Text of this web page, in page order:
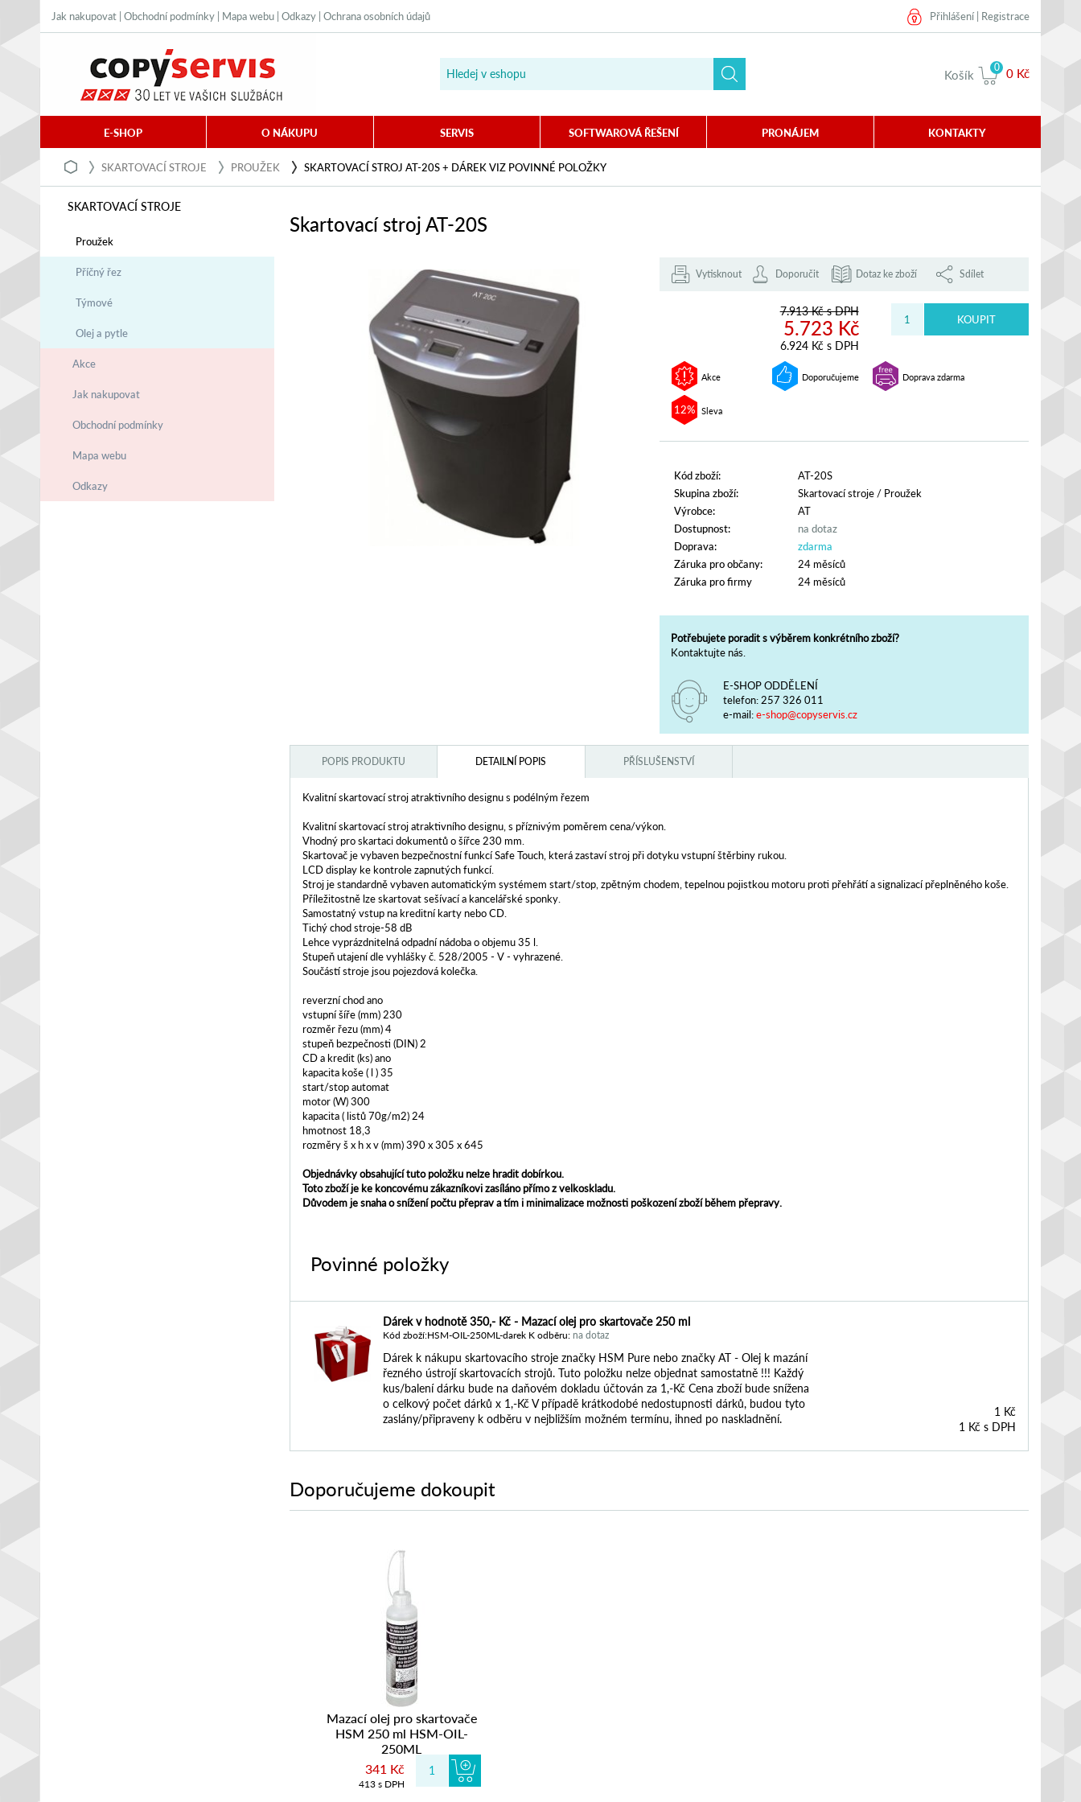
Jak nakupovat Obchodní podmínky Mapa webu Odkazy Ochrana osobních údajů Přihlášení Registrace
Košík
0 0 Kč
E-SHOP O NÁKUPU SERVIS SOFTWAROVÁ ŘEŠENÍ PRONÁJEM KONTAKTY
SKARTOVACÍ STROJE PROUŽEK SKARTOVACÍ STROJ AT-20S + DÁREK VIZ POVINNÉ POLOŽKY
SKARTOVACÍ STROJE
Proužek
Příčný řez
Týmové
Olej a pytle
Akce
Jak nakupovat
Obchodní podmínky
Mapa webu
Odkazy
Skartovací stroj AT-20S
Vytisknout Doporučit Dotaz ke zboží Sdílet
7.913 Kč s DPH
5.723 Kč
6.924 Kč s DPH
Akce Doporučujeme Doprava zdarma
12% Sleva
Kód zboží:
AT-20S
Skupina zboží:
Skartovací stroje/ Proužek
Výrobce:
AT
Dostupnost:
na dotaz
Doprava:
zdarma
Záruka pro občany:
24 měsíců
Záruka pro firmy
24 měsíců
Potřebujete poradit s výběrem konkrétního zboží?
Kontaktujte nás.
E-SHOP ODDĚLENÍ
telefon: 257 326 011
e-mail:e-shop@copyservis.cz
POPIS PRODUKTU DETAILNÍ POPIS PŘÍSLUŠENSTVÍ
Kvalitní skartovací stroj atraktivního designu s podélným řezem
Kvalitní skartovací stroj atraktivního designu, s příznivým poměrem cena/výkon.
Vhodný pro skartaci dokumentů o šířce 230 mm.
Skartovač je vybaven bezpečnostní funkcí Safe Touch, která zastaví stroj při dotyku vstupní štěrbiny rukou.
LCD display ke kontrole zapnutých funkcí.
Stroj je standardně vybaven automatickým systémem start/stop, zpětným chodem, tepelnou pojistkou motoru proti přehřátí a signalizací přeplněného koše.
Příležitostně lze skartovat sešívací a kancelářské sponky.
Samostatný vstup na kreditní karty nebo CD.
Tichý chod stroje-58 dB
Lehce vyprázdnitelná odpadní nádoba o objemu 35 l.
Stupeň utajení dle vyhlášky č. 528/2005 - V - vyhrazené.
Součástí stroje jsou pojezdová kolečka.
reverzní chod ano
vstupní šíře (mm) 230
rozměr řezu (mm) 4
stupeň bezpečnosti (DIN) 2
CD a kredit (ks) ano
kapacita koše ( l ) 35
start/stop automat
motor (W) 300
kapacita ( listů 70g/m2) 24
hmotnost 18,3
rozměry š x h x v (mm) 390 x 305 x 645
Objednávky obsahující tuto položku nelze hradit dobírkou.
Toto zboží je ke koncovému zákazníkovi zasíláno přímo z velkoskladu.
Důvodem je snaha o snížení počtu přeprav a tím i minimalizace možnosti poškození zboží během přepravy.
Povinné položky
Dárek v hodnotě 350,- Kč - Mazací olej pro skartovače 250 ml
Kód zboží:HSM-OIL-250ML-darek K odběru:na dotaz
Dárek k nákupu skartovacího stroje značky HSM Pure nebo značky AT - Olej k mazání
řezného ústrojí skartovacích strojů. Tuto položku nelze objednat samostatně !!! Každý
kus/balení dárku bude na daňovém dokladu účtován za 1,-Kč Cena zboží bude snížena
o celkový počet dárků x 1,-Kč V případě krátkodobé nedostupnosti dárků, budou tyto
zaslány/připraveny k odběru v nejbližším možném termínu, ihned po naskladnění.
1 Kč
1 Kč s DPH
Doporučujeme dokoupit
Mazací olej pro skartovače
HSM 250 ml HSM-OIL-
250ML
341 Kč
413 s DPH